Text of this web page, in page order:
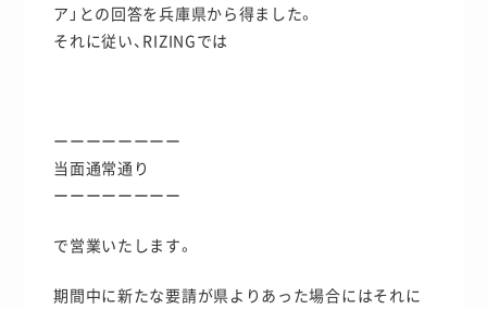
ア」との回答を兵庫県から得ました。
それに従い、RIZINGでは
ーーーーーーーー
当面通常通り
ーーーーーーーー
で営業いたします。
期間中に新たな要請が県よりあった場合にはそれに